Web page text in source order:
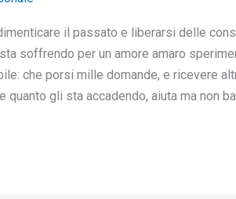
il passato e liberarsi delle
soffrendo per un amore amaro
che porsi mille domande, e ricevere
quanto gli sta accadendo, aiuta ma non